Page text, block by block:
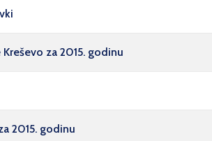
za 2015. godinu
2015. godinu